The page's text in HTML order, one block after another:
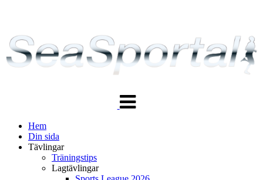
navigering
Hem
Din sida
Tävlingar
Träningstips
Lagtävlingar